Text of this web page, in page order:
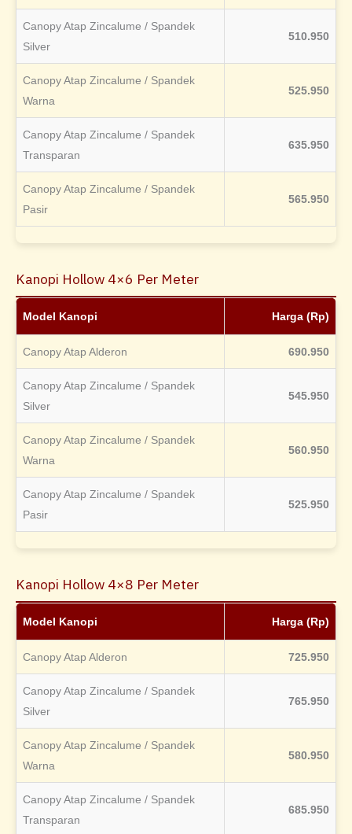
Canopy Atap Zincalume / Spandek
Silver
510.950
Canopy Atap Zincalume / Spandek
Warna
525.950
Canopy Atap Zincalume / Spandek
Transparan
635.950
Canopy Atap Zincalume / Spandek
Pasir
565.950
Kanopi Hollow 4×6 Per Meter
Model Kanopi Harga (Rp)
Canopy Atap Alderon 690.950
Canopy Atap Zincalume / Spandek
Silver
545.950
Canopy Atap Zincalume / Spandek
Warna
560.950
Canopy Atap Zincalume / Spandek
Pasir
525.950
Kanopi Hollow 4×8 Per Meter
Model Kanopi Harga (Rp)
Canopy Atap Alderon 725.950
Canopy Atap Zincalume / Spandek
Silver
765.950
Canopy Atap Zincalume / Spandek
Warna
580.950
Canopy Atap Zincalume / Spandek
Transparan
685.950